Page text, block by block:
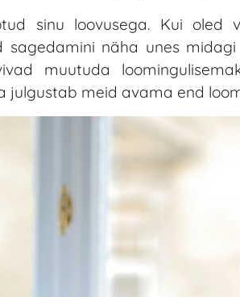
sinu loovusega. Kui
sagedamini näha unes
muutuda
julgustab meid avama end